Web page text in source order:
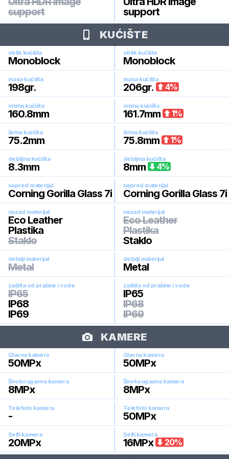
support
support
KUĆIŠTE
oblik kućišta
Monoblock
oblik kućišta
Monoblock
masa kućišta
198gr.
masa kućišta
206gr. 4%
visina kućišta
160.8mm
visina kućišta
161.7mm 1%
širina kućišta
75.2mm
širina kućišta
75.8mm 1%
debljina kućišta
8.3mm
debljina kućišta
8mm 4%
napred materijal
Corning Gorilla Glass 7i
napred materijal
Corning Gorilla Glass 7i
nazad materijal
Eco Leather
Plastika
Staklo
nazad materijal
Eco Leather
Plastika
Staklo
detalji materijal
Metal
detalji materijal
Metal
zaštita od prašine i vode
IP65
IP68
IP69
zaštita od prašine i vode
IP65
IP68
IP69
KAMERE
Glavna kamera
50MPx
Glavna kamera
50MPx
Širokougaona kamera
8MPx
Širokougaona kamera
8MPx
Telefoto kamera
-
Telefoto kamera
50MPx
Selfi kamera
20MPx
Selfi kamera
16MPx 20%